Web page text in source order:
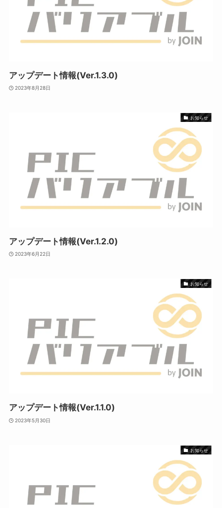
アップデート情報(Ver.1.3.0)
2023年8月28日
お知らせ
アップデート情報(Ver.1.2.0)
2023年6月22日
お知らせ
アップデート情報(Ver.1.1.0)
2023年5月30日
お知らせ